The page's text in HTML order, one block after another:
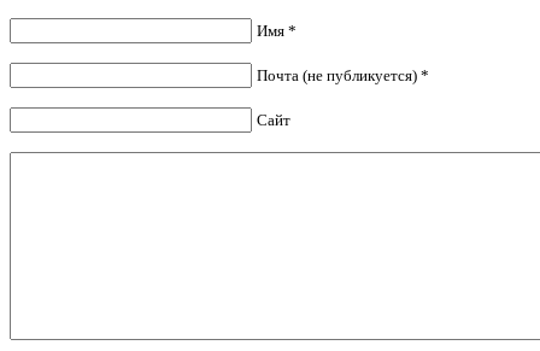
Имя *
Почта (не публикуется) *
Сайт